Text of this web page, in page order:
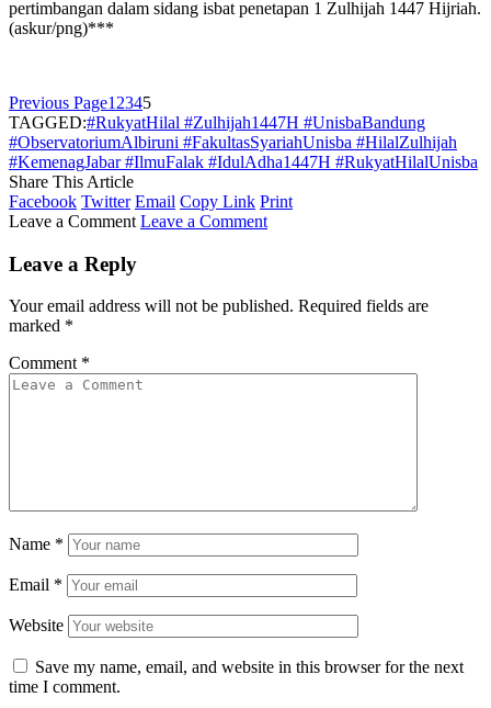
pertimbangan dalam sidang isbat penetapan 1 Zulhijah 1447 Hijriah.
(askur/png)***
Previous Page1 2345
TAGGED:#RukyatHilal #Zulhijah1447H #UnisbaBandung
#ObservatoriumAlbiruni #FakultasSyariahUnisba #HilalZulhijah
#KemenagJabar #IlmuFalak #IdulAdha1447H #RukyatHilalUnisba
Share This Article
Facebook Twitter Email Copy Link Print
Leave a Comment Leave a Comment
Leave a Reply
Your email address will not be published. Required fields are
marked *
Comment *
Name *
Email *
Website
Save my name, email, and website in this browser for the next
time I comment.